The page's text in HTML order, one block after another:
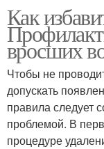
Как
вросших
Чтобы не
допускать
правила следует
проблемой. В
процедуре